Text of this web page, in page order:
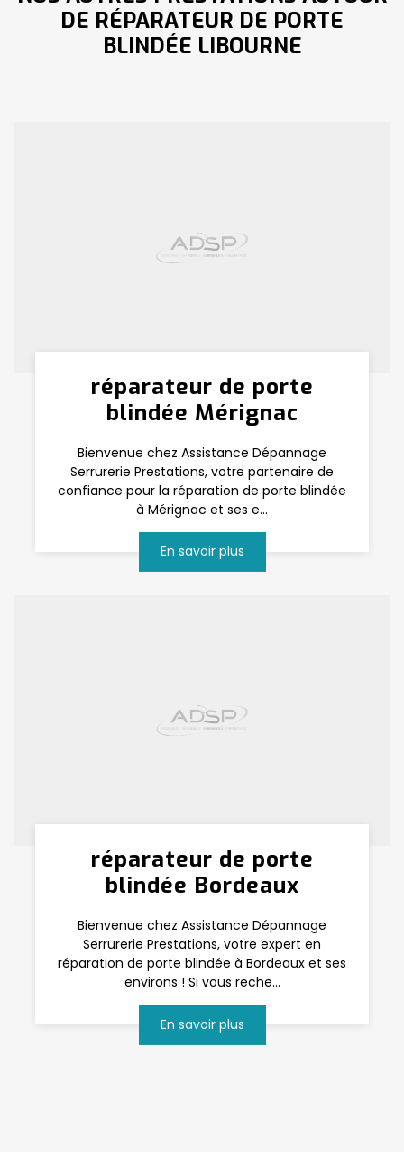
DE RÉPARATEUR DE PORTE
BLINDÉE LIBOURNE
réparateur de porte
blindée Mérignac
Bienvenue chez Assistance Dépannage
Serrurerie Prestations, votre partenaire de
confiance pour la réparation de porte blindée
à Mérignac et ses e...
En savoir plus
réparateur de porte
blindée Bordeaux
Bienvenue chez Assistance Dépannage
Serrurerie Prestations, votre expert en
réparation de porte blindée à Bordeaux et ses
environs ! Si vous reche...
En savoir plus